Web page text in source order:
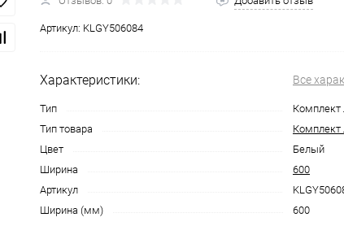
Артикул: KLGY506084
Характеристики: Все
Тип
Тип товара
Цвет
Белый
Ширина
600
Артикул
Ширина (мм)
600